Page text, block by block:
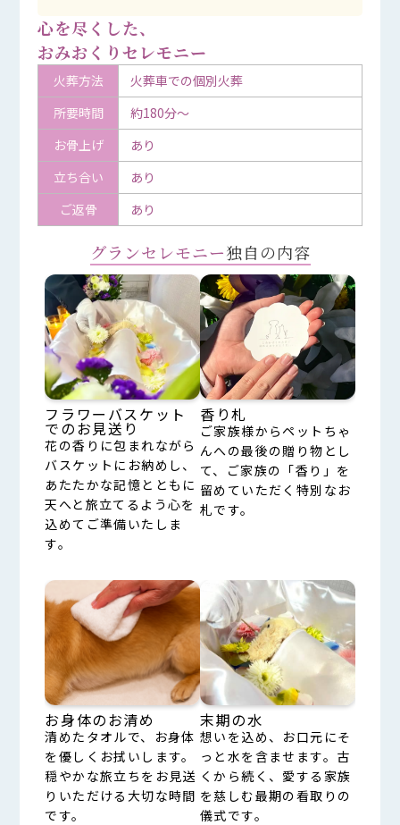
心を尽くした、
おみおくりセレモニー
火葬方法
火葬車での個別火葬
所要時間
約180分～
お骨上げ
あり
立ち合い
あり
ご返骨
あり
グランセレモニー独自の内容
フラワーバスケット
でのお見送り
花の香りに包まれながら
バスケットにお納めし、
あたたかな記憶とともに
天へと旅立てるよう心を
込めてご準備いたしま
す。
香り札
ご家族様からペットちゃ
んへの最後の贈り物とし
て、ご家族の「香り」を
留めていただく特別なお
札です。
お身体のお清め
清めたタオルで、お身体
を優しくお拭いします。
穏やかな旅立ちをお見送
りいただける大切な時間
です。
末期の水
想いを込め、お口元にそ
っと水を含ませます。古
くから続く、愛する家族
を慈しむ最期の看取りの
儀式です。